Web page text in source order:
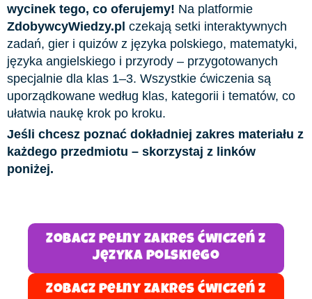
wycinek tego, co oferujemy! Na platformie
ZdobywcyWiedzy.pl czekają setki interaktywnych
zadań, gier i quizów z języka polskiego, matematyki,
języka angielskiego i przyrody – przygotowanych
specjalnie dla klas 1–3. Wszystkie ćwiczenia są
uporządkowane według klas, kategorii i tematów, co
ułatwia naukę krok po kroku.
Jeśli chcesz poznać dokładniej zakres materiału z
każdego przedmiotu – skorzystaj z linków
poniżej.
Zobacz pełny zakres ćwiczeń z
języka polskiego
Zobacz pełny zakres ćwiczeń z